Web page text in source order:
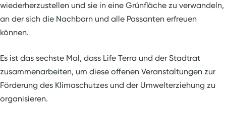
wiederherzustellen und sie in eine Grünfläche zu verwandeln,
an der sich die Nachbarn und alle Passanten erfreuen
können.
Es ist das sechste Mal, dass Life Terra und der Stadtrat
zusammenarbeiten, um diese offenen Veranstaltungen zur
Förderung des Klimaschutzes und der Umwelterziehung zu
organisieren.